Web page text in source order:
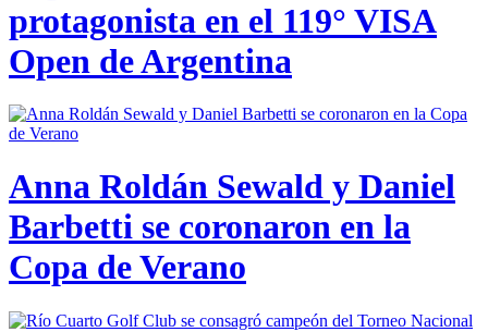
protagonista en el 119° VISA
Open de Argentina
Anna Roldán Sewald y Daniel
Barbetti se coronaron en la
Copa de Verano